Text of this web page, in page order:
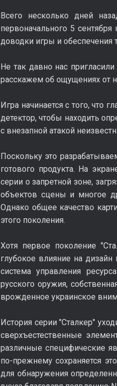
Всего несколько дней
первоначального 5
доводки игры и обеспечения
Не так давно нас
расскажем об ощущениях от
Игра начинается с того, что
детектор, чтобы находить
с внезапной атакой
Поскольку это
готового продукта. На
серии о запретной зоне,
объектов сцены и многое
Однако общее качество
этого поколения.
Хотя первое поколение
глубокое влияние на
система управления
русского оружия,
врожденное украинское
История серии "Сталкер"
сверхъестественные
различные специфические
по-прежнему сохраняется
для обнаружения